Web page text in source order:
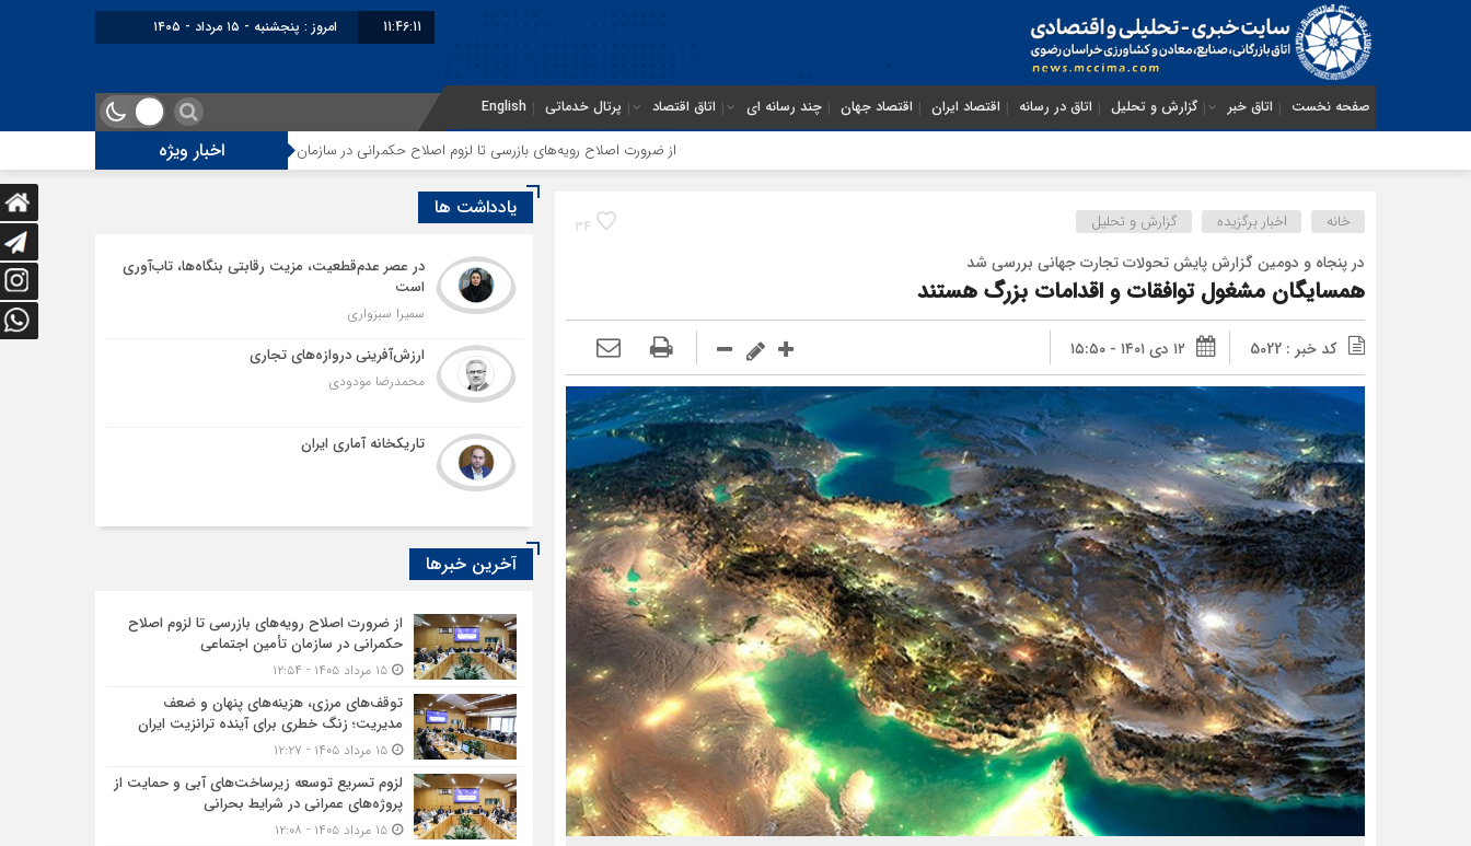
11:46:12 امروز : پنجشنبه - ۱۵ مرداد - ۱۴۰۵
صفحه نخست اتاق خبر گزارش و تحلیل اتاق در رسانه اقتصاد ایران اقتصاد جهان چند رسانه ای اتاق اقتصاد پرتال خدماتی English
اخبار ویژه از ضرورت اصلاح رویه‌های بازرسی تا لزوم اصلاح حکمرانی در سازمان تأمین اجتماعی توقف‌های مرزی، هزینه‌های پنهان و
34 خانه اخبار برگزیده گزارش و تحلیل
در پنجاه و دومین گزارش پایش تحولات تجارت جهانی بررسی شد
همسایگان مشغول توافقات و اقدامات بزرگ هستند
کد خبر : 5022 ۱۲ دی ۱۴۰۱ - ۱۵:۵۰
یادداشت ها
در عصر عدم‌قطعیت، مزیت رقابتی بنگاه‌ها، تاب‌آوری
است
سمیرا سبزواری
ارزش‌آفرینی دروازه‌های تجاری
محمدرضا مودودی
تاریکخانه آماری ایران
آخرین خبرها
از ضرورت اصلاح رویه‌های بازرسی تا لزوم اصلاح
حکمرانی در سازمان تأمین اجتماعی
۱۵ مرداد ۱۴۰۵ - ۱۲:۵۴
توقف‌های مرزی، هزینه‌های پنهان و ضعف
مدیریت؛ زنگ خطری برای آینده ترانزیت ایران
۱۵ مرداد ۱۴۰۵ - ۱۲:۲۷
لزوم تسریع توسعه زیرساخت‌های آبی و حمایت از
پروژه‌های عمرانی در شرایط بحرانی
۱۵ مرداد ۱۴۰۵ - ۱۲:۰۸